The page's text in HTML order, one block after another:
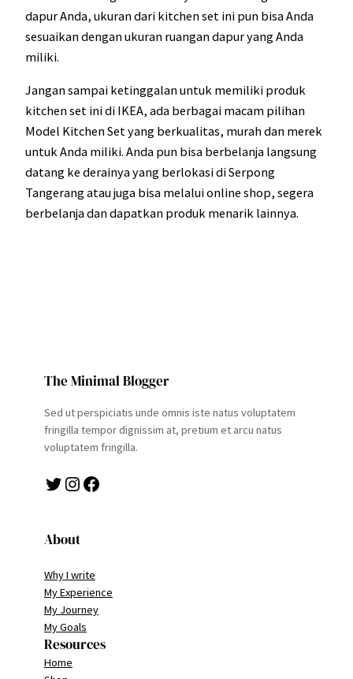
dapur Anda, ukuran dari kitchen set ini pun bisa Anda
sesuaikan dengan ukuran ruangan dapur yang Anda
miliki.
Jangan sampai ketinggalan untuk memiliki produk
kitchen set ini di IKEA, ada berbagai macam pilihan
Model Kitchen Set yang berkualitas, murah dan merek
untuk Anda miliki. Anda pun bisa berbelanja langsung
datang ke derainya yang berlokasi di Serpong
Tangerang atau juga bisa melalui online shop, segera
berbelanja dan dapatkan produk menarik lainnya.
The Minimal Blogger
Sed ut perspiciatis unde omnis iste natus voluptatem
fringilla tempor dignissim at, pretium et arcu natus
voluptatem fringilla.
Twitter Instagram Facebook
About
Why I write
My Experience
My Journey
My Goals
Resources
Home